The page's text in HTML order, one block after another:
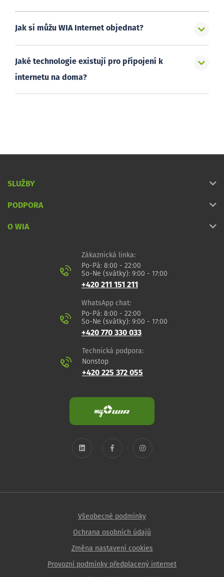
Jak si můžu WIA Internet objednat?
Jaké technologie existují pro připojení k
internetu na doma?
SLUŽBY
PODPORA
O WIA
Zákaznická linka:
Po-Pá: 8:00 - 22:00
So-Ne (svátky): 9:00 - 17:00
+420 211 151 211
WhatsApp chat:
Po-Pá: 8:00 - 22:00
So-Ne (svátky): 9:00 - 17:00
+420 770 330 033
Technická podpora:
Nonstop
+420 225 372 055
Všeobecné podmínky
Ochrana osobních údajů
Změna nastavení cookies
Provozní podmínky předplacený internet